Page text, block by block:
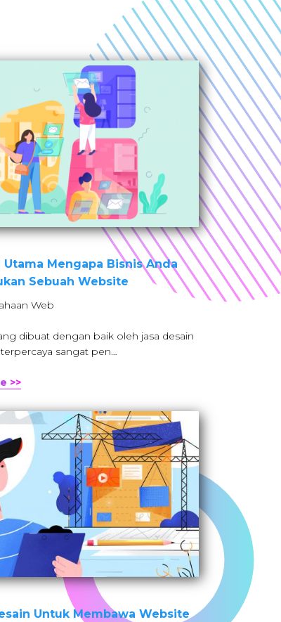
Utama Mengapa Bisnis Anda
Sebuah Website
Web
dibuat dengan baik oleh jasa desain
sangat pen…
>>
Untuk Membawa Website